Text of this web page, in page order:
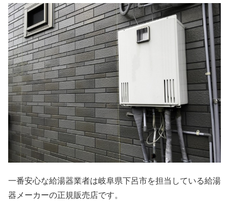
一番安心な給湯器業者は岐阜県下呂市を担当している給湯
器メーカーの正規販売店です。